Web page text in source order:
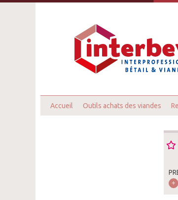
Accueil Outils achats des viandes